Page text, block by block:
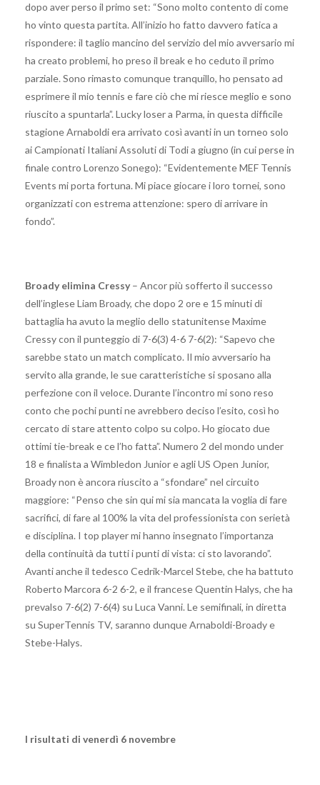
dopo aver perso il primo set: “Sono molto contento di come
ho vinto questa partita. All’inizio ho fatto davvero fatica a
rispondere: il taglio mancino del servizio del mio avversario mi
ha creato problemi, ho preso il break e ho ceduto il primo
parziale. Sono rimasto comunque tranquillo, ho pensato ad
esprimere il mio tennis e fare ciò che mi riesce meglio e sono
riuscito a spuntarla”. Lucky loser a Parma, in questa difficile
stagione Arnaboldi era arrivato così avanti in un torneo solo
ai Campionati Italiani Assoluti di Todi a giugno (in cui perse in
finale contro Lorenzo Sonego): “Evidentemente MEF Tennis
Events mi porta fortuna. Mi piace giocare i loro tornei, sono
organizzati con estrema attenzione: spero di arrivare in
fondo”.
Broady elimina Cressy– Ancor più sofferto il successo
dell’inglese Liam Broady, che dopo 2 ore e 15 minuti di
battaglia ha avuto la meglio dello statunitense Maxime
Cressy con il punteggio di 7-6(3) 4-6 7-6(2): “Sapevo che
sarebbe stato un match complicato. Il mio avversario ha
servito alla grande, le sue caratteristiche si sposano alla
perfezione con il veloce. Durante l’incontro mi sono reso
conto che pochi punti ne avrebbero deciso l’esito, così ho
cercato di stare attento colpo su colpo. Ho giocato due
ottimi tie-break e ce l’ho fatta”. Numero 2 del mondo under
18 e finalista a Wimbledon Junior e agli US Open Junior,
Broady non è ancora riuscito a “sfondare” nel circuito
maggiore: “Penso che sin qui mi sia mancata la voglia di fare
sacrifici, di fare al 100% la vita del professionista con serietà
e disciplina. I top player mi hanno insegnato l’importanza
della continuità da tutti i punti di vista: ci sto lavorando”.
Avanti anche il tedesco Cedrik-Marcel Stebe, che ha battuto
Roberto Marcora 6-2 6-2, e il francese Quentin Halys, che ha
prevalso 7-6(2) 7-6(4) su Luca Vanni. Le semifinali, in diretta
su SuperTennis TV, saranno dunque Arnaboldi-Broady e
Stebe-Halys.
I risultati di venerdì 6 novembre